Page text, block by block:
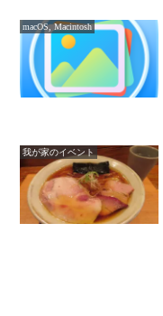
macOS, Macintosh
我が家のイベント